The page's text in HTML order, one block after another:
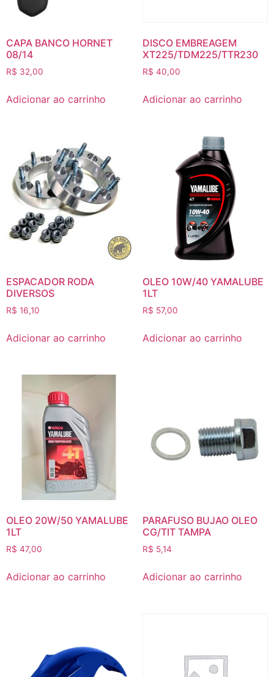
CAPA BANCO HORNET
08/14
R$ 32,00
Adicionar ao carrinho
DISCO EMBREAGEM
XT225/TDM225/TTR230
R$ 40,00
Adicionar ao carrinho
ESPACADOR RODA
DIVERSOS
R$ 16,10
Adicionar ao carrinho
OLEO 10W/40 YAMALUBE
1LT
R$ 57,00
Adicionar ao carrinho
OLEO 20W/50 YAMALUBE
1LT
R$ 47,00
Adicionar ao carrinho
PARAFUSO BUJAO OLEO
CG/TIT TAMPA
R$ 5,14
Adicionar ao carrinho